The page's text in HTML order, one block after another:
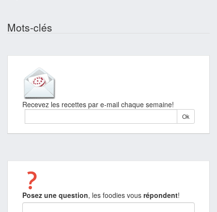
Mots-clés
Recevez les recettes par e-mail chaque semaine!
Posez une question, les foodies vous répondent!